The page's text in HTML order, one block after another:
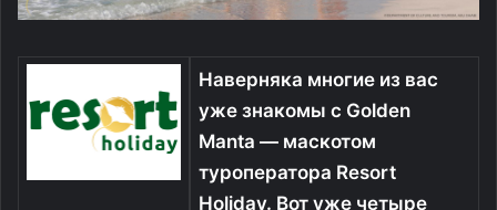
Наверняка многие из вас
уже знакомы с Golden
Manta — маскотом
туроператора Resort
Holiday. Вот уже четыре